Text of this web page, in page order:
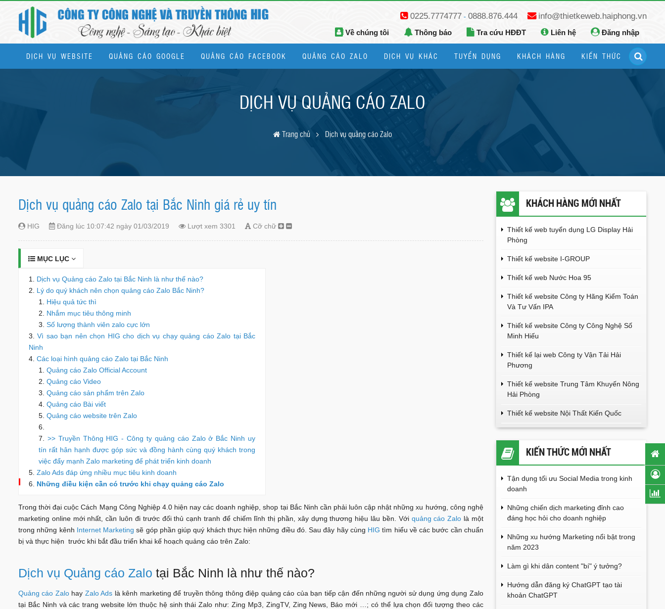
0225.7774777 - 0888.876.444 info@thietkeweb.haiphong.vn
Về chúng tôi Thông báo Tra cứu HĐĐT Liên hệ Đăng nhập
DỊCH VỤ WEBSITE QUẢNG CÁO GOOGLE QUẢNG CÁO FACEBOOK QUẢNG CÁO ZALO DỊCH VỤ KHÁC TUYỂN DỤNG KHÁCH HÀNG KIẾN THỨC
DỊCH VỤ QUẢNG CÁO ZALO
Trang chủ Dịch vụ quảng cáo Zalo
Dịch vụ quảng cáo Zalo tại Bắc Ninh giá rẻ uy tín
HIG Đăng lúc 10:07:42 ngày 01/03/2019 Lượt xem 3301 Cỡ chữ
MỤC LỤC
Dịch vụ Quảng cáo Zalo tại Bắc Ninh là như thế nào?
Lý do quý khách nên chọn quảng cáo Zalo Bắc Ninh?
Hiệu quả tức thì
Nhắm mục tiêu thông minh
Số lượng thành viên zalo cực lớn
Vì sao bạn nên chọn HIG cho dịch vụ chạy quảng cáo Zalo tại Bắc
Ninh
Các loại hình quảng cáo Zalo tại Bắc Ninh
Quảng cáo Zalo Official Account
Quảng cáo Video
Quảng cáo sản phẩm trên Zalo
Quảng cáo Bài viết
Quảng cáo website trên Zalo
>> Truyền Thông HIG - Công ty quảng cáo Zalo ở Bắc Ninh uy
tín rất hân hạnh được góp sức và đồng hành cùng quý khách trong
việc đẩy mạnh Zalo marketing để phát triển kinh doanh
Zalo Ads đáp ứng nhiều mục tiêu kinh doanh
Những điều kiện cần có trước khi chạy quảng cáo Zalo
Trong thời đại cuộc Cách Mạng Công Nghiệp 4.0 hiện nay các doanh nghiệp, shop tại Bắc Ninh cần phải luôn cập nhật những xu hướng, công nghệ
marketing online mới nhất, cần luôn đi trước đối thủ cạnh tranh để chiếm lĩnh thị phần, xây dựng thương hiệu lâu bền. Với quảng cáo Zalo là một
trong những kênh Internet Marketing sẽ góp phần giúp quý khách thực hiện những điều đó. Sau đây hãy cùng HIG tìm hiểu về các bước cần chuẩn
bị và thực hiện trước khi bắt đầu triển khai kế hoạch quảng cáo trên Zalo:
Dịch vụ Quảng cáo Zalo tại Bắc Ninh là như thế nào?
Quảng cáo Zalohay Zalo Ads là kênh marketing để truyền thông thông điệp quảng cáo của bạn tiếp cận đến những người sử dụng ứng dụng Zalo
tại Bắc Ninh và các trang website lớn thuộc hệ sinh thái Zalo như: Zing Mp3, ZingTV, Zing News, Báo mới …; có thể lựa chọn đối tượng theo các
KHÁCH HÀNG MỚI NHẤT
Thiết kế web tuyển dụng LG Display Hải
Phòng
Thiết kế website I-GROUP
Thiết kế web Nước Hoa 95
Thiết kế website Công ty Hãng Kiểm Toán
Và Tư Vấn IPA
Thiết kế website Công ty Công Nghệ Số
Minh Hiếu
Thiết kế lại web Công ty Vận Tải Hải
Phương
Thiết kế website Trung Tâm Khuyến Nông
Hải Phòng
Thiết kế website Nội Thất Kiến Quốc
KIẾN THỨC MỚI NHẤT
Tận dụng tối ưu Social Media trong kinh
doanh
Những chiến dịch marketing đỉnh cao
đáng học hỏi cho doanh nghiệp
Những xu hướng Marketing nổi bật trong
năm 2023
Làm gì khi dân content "bí" ý tưởng?
Hướng dẫn đăng ký ChatGPT tạo tài
khoản ChatGPT